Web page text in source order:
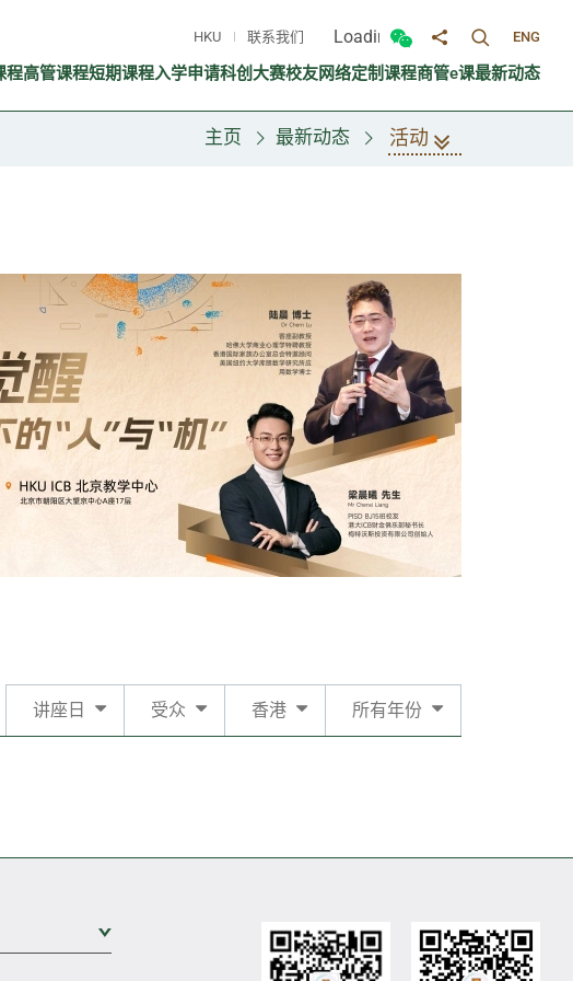
HKU 联系我们 Loading...
切换微信面板
分享至切换搜寻面
ENG
程高管课程短期课程入学申请科创大赛校友网络定制课程商管e课最新动态
主页 最新动态 活动
讲座日 受众 香港 所有年份